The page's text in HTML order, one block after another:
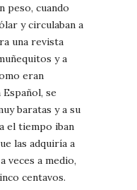
peso, cuando
y circulaban a
una revista
y a
eran
se
baratas y a su
el tiempo iban
las adquiría a
veces a medio,
centavos.